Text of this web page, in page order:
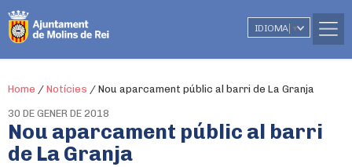
IDIOMA ▼
Home / Notícies / Nou aparcament públic al barri de La Granja
30 DE GENER DE 2018
Nou aparcament públic al barri
de La Granja